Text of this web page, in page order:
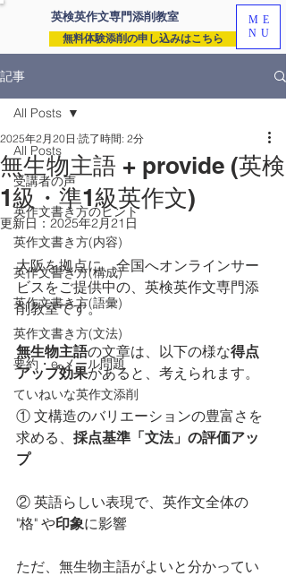
英検英作文専門添削教室
無料体験添削の申し込みはこちら
ME
NU
記事
All Posts
受講者の声
英作文書き方のヒント
英作文書き方(内容)
英作文書き方(構成)
英作文書き方(語彙)
英作文書き方(文法)
要約・e-メール問題
ていねいな英作文添削
All Posts
無生物主語 + provide (英検
1級・準1級英作文)
2025年2月20日 読了時間: 2分
更新日：2025年2月21日
大阪を拠点に、全国へオンラインサー
ビスをご提供中の、英検英作文専門添
削教室です。
無生物主語の文章は、以下の様な得点
アップ効果があると、考えられます。
① 文構造のバリエーションの豊富さを
求める、 採点基準「文法」の評価アッ
プ
② 英語らしい表現で、英作文全体の
"格" や印象に影響
ただ、無生物主語がよいと分かってい